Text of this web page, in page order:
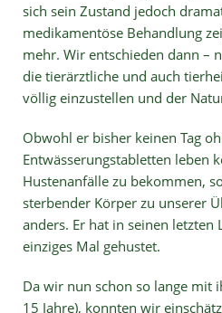
sich sein Zustand jedoch
medikamentöse Behandlung
mehr. Wir entschieden dann –
die tierärztliche und auch
völlig einzustellen und der
Obwohl er bisher keinen Tag
Entwässerungstabletten leben
Hustenanfälle zu bekommen,
sterbender Körper zu unserer
anders. Er hat in seinen letzten
einziges Mal gehustet.
Da wir nun schon so lange mit
15 Jahre), konnten wir